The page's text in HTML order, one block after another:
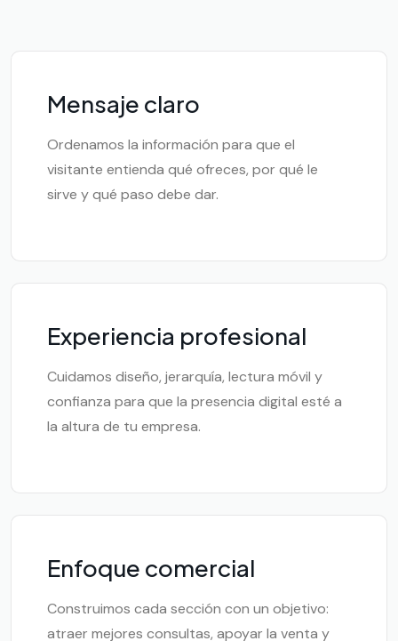
Mensaje claro
Ordenamos la información para que el
visitante entienda qué ofreces, por qué le
sirve y qué paso debe dar.
Experiencia profesional
Cuidamos diseño, jerarquía, lectura móvil y
confianza para que la presencia digital esté a
la altura de tu empresa.
Enfoque comercial
Construimos cada sección con un objetivo:
atraer mejores consultas, apoyar la venta y